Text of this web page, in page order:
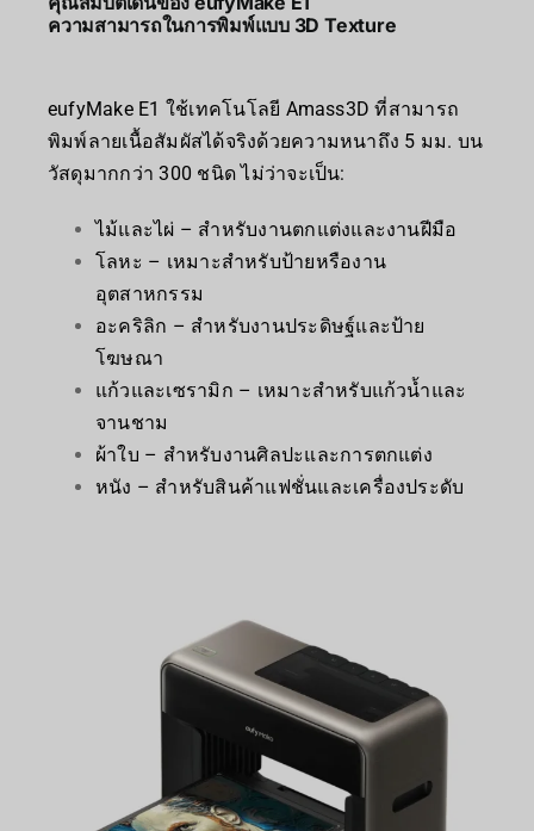
ความสามารถในการพิมพ์แบบ 3D Texture
eufyMake E1 ใช้เทคโนโลยี Amass3D ที่สามารถ
พิมพ์ลายเนื้อสัมผัสได้จริงด้วยความหนาถึง 5 มม. บน
วัสดุมากกว่า 300 ชนิด ไม่ว่าจะเป็น:
ไม้และไผ่ – สำหรับงานตกแต่งและงานฝีมือ
โลหะ – เหมาะสำหรับป้ายหรืองาน
อุตสาหกรรม
อะคริลิก – สำหรับงานประดิษฐ์และป้าย
โฆษณา
แก้วและเซรามิก – เหมาะสำหรับแก้วน้ำและ
จานชาม
ผ้าใบ – สำหรับงานศิลปะและการตกแต่ง
หนัง – สำหรับสินค้าแฟชั่นและเครื่องประดับ